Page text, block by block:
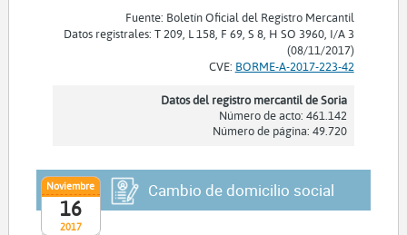
Fuente: Boletín Oficial del Registro Mercantil
Datos registrales: T 209, L 158, F 69, S 8, H SO 3960, I/A 3
(08/11/2017)
CVE: BORME-A-2017-223-42
Datos del registro mercantil de Soria
Número de acto: 461.142
Número de página: 49.720
2017
Noviembre
16
Cambio de domicilio social